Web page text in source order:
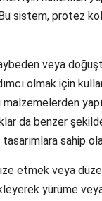
sistem, protez
veya
olmak için
da benzer
sahip
etmek veya
yürüme